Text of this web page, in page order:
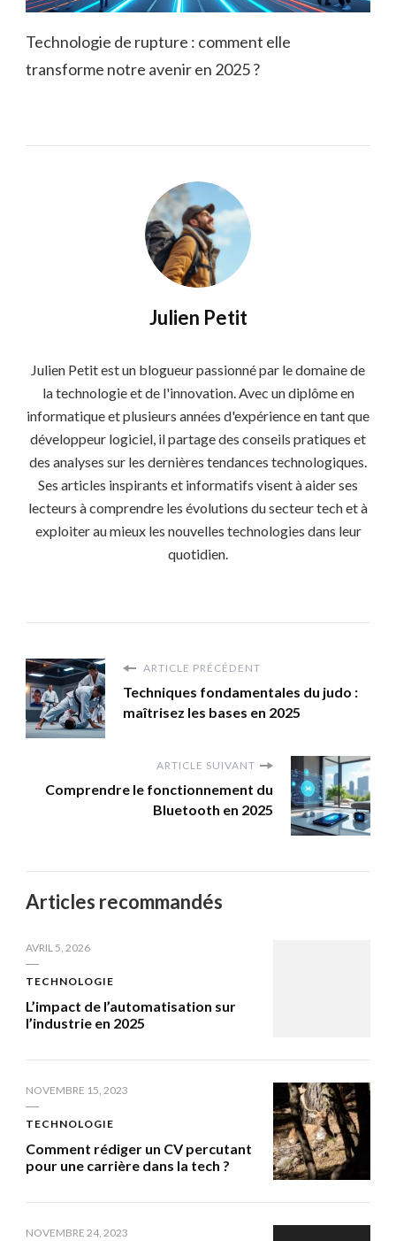
Technologie de rupture : comment elle
transforme notre avenir en 2025 ?
Julien Petit
Julien Petit est un blogueur passionné par le domaine de
la technologie et de l'innovation. Avec un diplôme en
informatique et plusieurs années d'expérience en tant que
développeur logiciel, il partage des conseils pratiques et
des analyses sur les dernières tendances technologiques.
Ses articles inspirants et informatifs visent à aider ses
lecteurs à comprendre les évolutions du secteur tech et à
exploiter au mieux les nouvelles technologies dans leur
quotidien.
ARTICLE PRÉCÉDENT
Techniques fondamentales du judo :
maîtrisez les bases en 2025
ARTICLE SUIVANT
Comprendre le fonctionnement du
Bluetooth en 2025
Articles recommandés
AVRIL 5, 2026
TECHNOLOGIE
L’impact de l’automatisation sur
l’industrie en 2025
NOVEMBRE 15, 2023
TECHNOLOGIE
Comment rédiger un CV percutant
pour une carrière dans la tech ?
NOVEMBRE 24, 2023